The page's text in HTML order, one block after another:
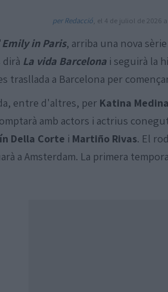
per Redacció , el 4 de juliol de 2026
Emily in Paris, arriba una nova
dirà La vida Barcelona i seguirà la
trasllada a Barcelona per
entre d'altres, per Katina
amb actors i actrius
Della Corte i Martiño Rivas. El
a Amsterdam. La primera